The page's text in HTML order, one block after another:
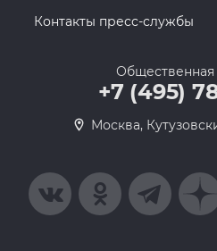
Контакты пресс-службы
+7 (495)
Москва,